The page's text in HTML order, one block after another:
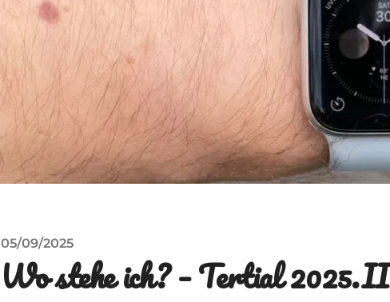
05/09/2025
Wo stehe ich? – Tertial 2025.II